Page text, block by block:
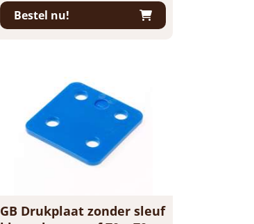
Bestel nu!
GB Drukplaat zonder sleuf